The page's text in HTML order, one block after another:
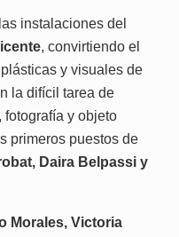
instalaciones del
, convirtiendo el
y visuales de
la difícil tarea de
fotografía y objeto
primeros puestos de
Daira Belpassi y
Morales, Victoria